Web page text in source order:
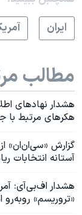
ايران
مطالب
هشدار نهادهای
هکرهای مرتبط با
گزارش «سی‌ان‌ان»
آستانه انتخابات
هشدار اف‌بی‌آی:
«تروریسم»